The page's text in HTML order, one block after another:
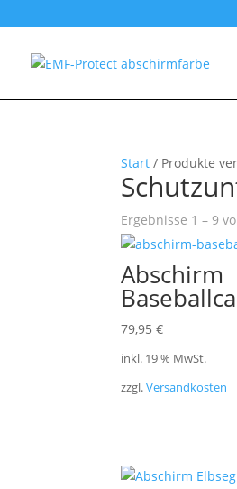
Start / Produkte
Ergebnisse 1 – 9
Abschirm
79,95€
inkl. 19 % MwSt.
zzgl.Versandkosten